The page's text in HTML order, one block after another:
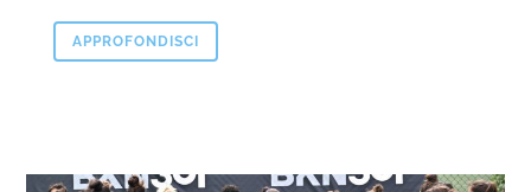
APPROFONDISCI